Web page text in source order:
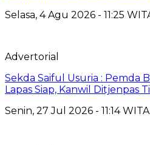
Selasa, 4 Agu 2026 - 11:25
Advertorial
Sekda Saiful Usuria : Pemda
Lapas Siap, Kanwil Ditjenpas
Senin, 27 Jul 2026 - 11:14 WITA